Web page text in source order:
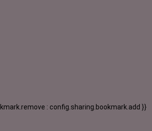
: config.sharing.bookmark.add }}